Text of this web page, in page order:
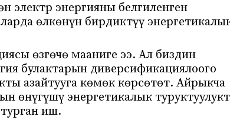
электр энергияны белгиленген
өлкөнүн бирдиктүү
өзгөчө мааниге ээ. Ал биздин
булактарын диверсификациялоого
азайтууга көмөк көрсөтөт. Айрыкча
өнүгүшү энергетикалык
иш.